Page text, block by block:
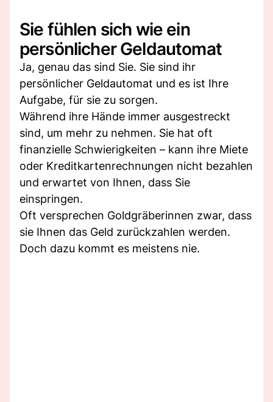
Sie fühlen sich wie ein
persönlicher Geldautomat
Ja, genau das sind Sie. Sie sind ihr
persönlicher Geldautomat und es ist Ihre
Aufgabe, für sie zu sorgen.
Während ihre Hände immer ausgestreckt
sind, um mehr zu nehmen. Sie hat oft
finanzielle Schwierigkeiten – kann ihre Miete
oder Kreditkartenrechnungen nicht bezahlen
und erwartet von Ihnen, dass Sie
einspringen.
Oft versprechen Goldgräberinnen zwar, dass
sie Ihnen das Geld zurückzahlen werden.
Doch dazu kommt es meistens nie.